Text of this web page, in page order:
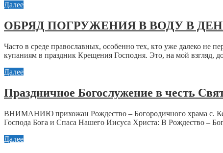
Далее
ОБРЯД ПОГРУЖЕНИЯ В ВОДУ В
Часто в среде православных, особенно тех, кто уже далеко не
купаниям в праздник Крещения Господня. Это, на мой взгляд,
Далее
Праздничное Богослужение в честь
ВНИМАНИЮ прихожан Рождество – Богородичного храма с.
Господа Бога и Спаса Нашего Иисуса Христа: В Рождество –
Далее